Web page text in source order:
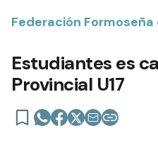
Federación
Estudiantes es
Provincial U17